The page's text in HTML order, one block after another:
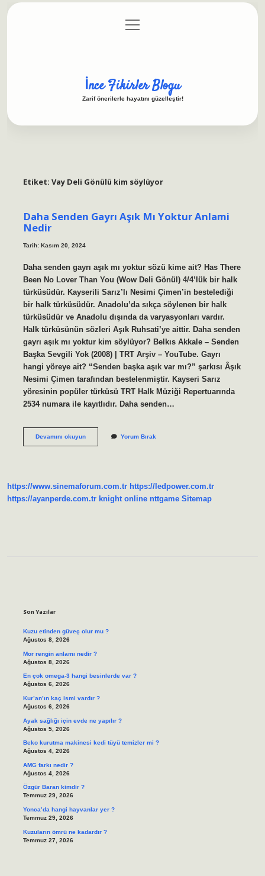
Gizlilik Politikası
menüyü
aç
İnce Fikirler Blogu
Zarif önerilerle hayatını güzelleştir!
Etiket: Vay Deli Gönülü kim söylüyor
Daha Senden Gayrı Aşık Mı Yoktur Anlami
Nedir
Tarih: Kasım 20, 2024
Daha senden gayrı aşık mı yoktur sözü kime ait? Has There
Been No Lover Than You (Wow Deli Gönül) 4/4’lük bir halk
türküsüdür. Kayserili Sarız’lı Nesimi Çimen’in bestelediği
bir halk türküsüdür. Anadolu’da sıkça söylenen bir halk
türküsüdür ve Anadolu dışında da varyasyonları vardır.
Halk türküsünün sözleri Aşık Ruhsati’ye aittir. Daha senden
gayrı aşık mı yoktur kim söylüyor? Belkıs Akkale – Senden
Başka Sevgili Yok (2008) | TRT Arşiv – YouTube. Gayrı
hangi yöreye ait? “Senden başka aşık var mı?” şarkısı Âşık
Nesimi Çimen tarafından bestelenmiştir. Kayseri Sarız
yöresinin popüler türküsü TRT Halk Müziği Repertuarında
2534 numara ile kayıtlıdır. Daha senden…
Devamını okuyunDaha
Anlami
Yorum Bırak
https://www.sinemaforum.com.tr https://ledpower.com.tr
https://ayanperde.com.tr knight online nttgame Sitemap
Son Yazılar
Kuzu etinden güveç olur mu ?
Ağustos 8, 2026
Mor rengin anlamı nedir ?
Ağustos 8, 2026
En çok omega-3 hangi besinlerde var ?
Ağustos 6, 2026
Kur’an’ın kaç ismi vardır ?
Ağustos 6, 2026
Ayak sağlığı için evde ne yapılır ?
Ağustos 5, 2026
Beko kurutma makinesi kedi tüyü temizler mi ?
Ağustos 4, 2026
AMG farkı nedir ?
Ağustos 4, 2026
Özgür Baran kimdir ?
Temmuz 29, 2026
Yonca’da hangi hayvanlar yer ?
Temmuz 29, 2026
Kuzuların ömrü ne kadardır ?
Temmuz 27, 2026